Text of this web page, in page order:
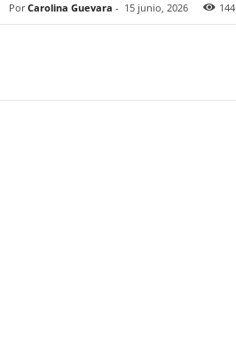
Por Carolina Guevara - 15 junio, 2026 144